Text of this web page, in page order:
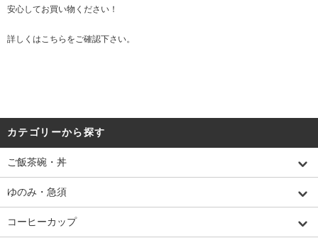
安心してお買い物ください！
詳しくは こちら をご確認下さい。
カテゴリーから探す
ご飯茶碗・丼
ゆのみ・急須
コーヒーカップ